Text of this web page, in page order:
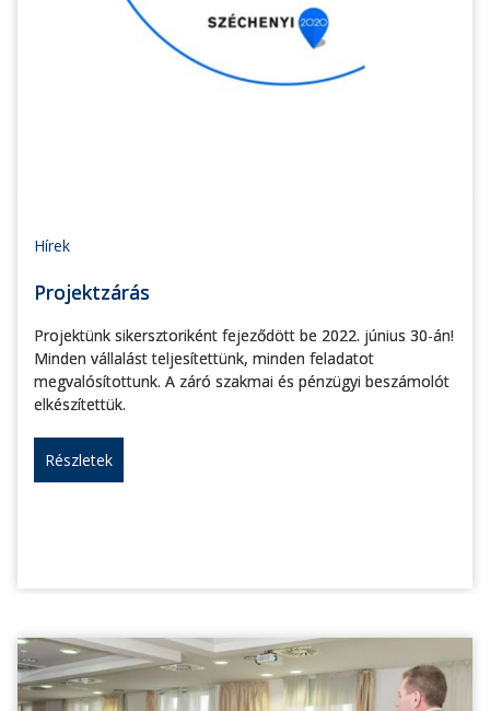
Hírek
Projektzárás
Projektünk sikersztoriként fejeződött be 2022. június 30-án!
Minden vállalást teljesítettünk, minden feladatot
megvalósítottunk. A záró szakmai és pénzügyi beszámolót
elkészítettük.
Részletek